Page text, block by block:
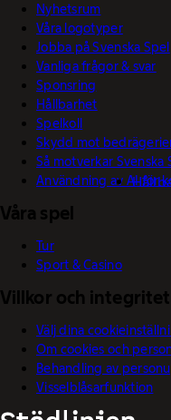
Nyhetsrum
Våra logotyper
Jobba på Svenska Spel
Vanliga frågor & svar
Sponsring
Hållbarhet
Spelkoll
Skydd mot
Så motverkar
Användning av AI för
Våra spel
Tur
Sport & Casino
Villkor och integritet
Välj dina
Om cookies och
Behandling av
Visselblåsarfunktion